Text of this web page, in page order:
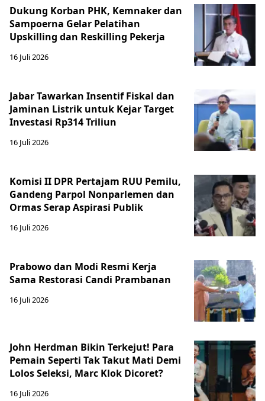
Dukung Korban PHK, Kemnaker dan
Sampoerna Gelar Pelatihan
Upskilling dan Reskilling Pekerja
16 Juli 2026
Jabar Tawarkan Insentif Fiskal dan
Jaminan Listrik untuk Kejar Target
Investasi Rp314 Triliun
16 Juli 2026
Komisi II DPR Pertajam RUU Pemilu,
Gandeng Parpol Nonparlemen dan
Ormas Serap Aspirasi Publik
16 Juli 2026
Prabowo dan Modi Resmi Kerja
Sama Restorasi Candi Prambanan
16 Juli 2026
John Herdman Bikin Terkejut! Para
Pemain Seperti Tak Takut Mati Demi
Lolos Seleksi, Marc Klok Dicoret?
16 Juli 2026